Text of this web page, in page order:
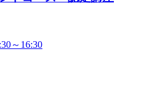
～16:30